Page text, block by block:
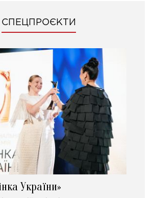
СПЕЦПРОЄКТИ
України»